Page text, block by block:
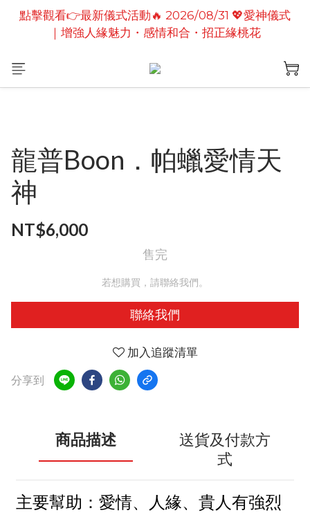
點擊觀看👉最新儀式活動🔥2026/08/19 💗2026七夕
情定善緣桃花燈｜泰國高僧祈願點燈儀式
點擊觀看👉最新儀式活動🔥 2026/08/31 💖愛神儀式
｜增強人緣魅力・感情和合・招正緣桃花
點擊觀看👉最新儀式活動🔥2026/08/19 💗2026七夕
龍普Boon．帕蠟愛情天
神
NT$6,000
售完
若想購買，請聯絡我們。
聯絡我們
加入追蹤清單
分享到
商品描述
送貨及付款方
式
主要幫助：愛情、人緣、貴人有強烈